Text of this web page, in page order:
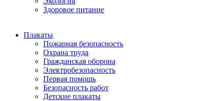
Здоровое питание
Плакаты
Пожарная безопасность
Охрана труда
Гражданская оборона
Электробезопасность
Первая помощь
Безопасность работ
Детские плакаты